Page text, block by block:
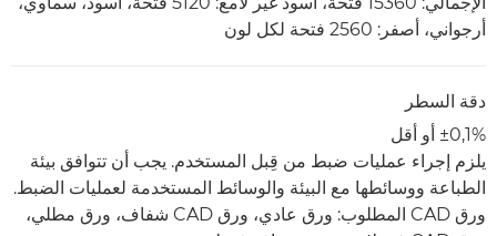
أرجواني، أصفر: 2560 فتحة لكل لون
دقة السطر
±0,1% أو أقل
يلزم إجراء عمليات ضبط من قِبل المستخدم. يجب أن تتوافق بيئة
الطباعة ووسائطها مع البيئة والوسائط المستخدمة لعمليات الضبط.
ورق CAD المطلوب: ورق عادي، ورق CAD شفاف، ورق مطلي،